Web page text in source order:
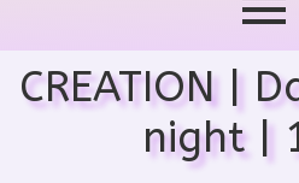
CREATION |
night |